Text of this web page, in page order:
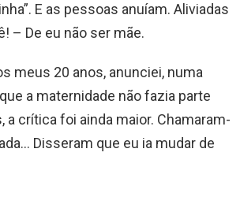
E as pessoas anuíam. Aliviadas
– De eu não ser mãe.
meus 20 anos, anunciei, numa
a maternidade não fazia parte
a crítica foi ainda maior. Chamaram-
Disseram que eu ia mudar de